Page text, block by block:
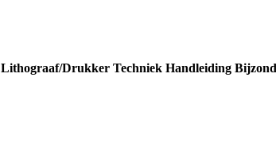
Lithograaf/Drukker Techniek Handleiding